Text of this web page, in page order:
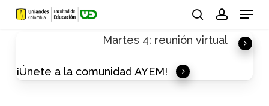
Skip
Menu
Martes 4: reunión virtual
¡Únete a la comunidad AYEM!